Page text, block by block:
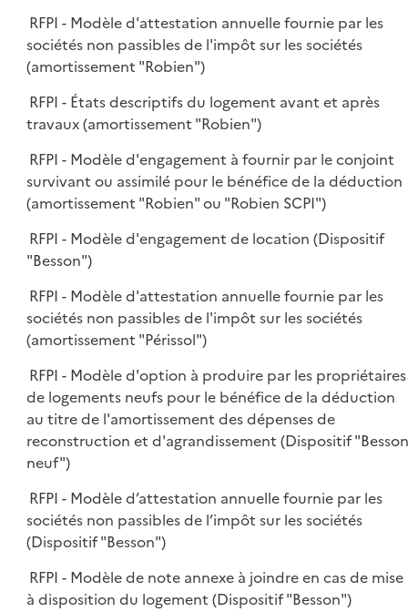
RFPI - Modèle d'attestation annuelle fournie par les
sociétés non passibles de l'impôt sur les sociétés
(amortissement "Robien")
RFPI - États descriptifs du logement avant et après
travaux (amortissement "Robien")
RFPI - Modèle d'engagement à fournir par le conjoint
survivant ou assimilé pour le bénéfice de la déduction
(amortissement "Robien" ou "Robien SCPI")
RFPI - Modèle d'engagement de location (Dispositif
"Besson")
RFPI - Modèle d'attestation annuelle fournie par les
sociétés non passibles de l'impôt sur les sociétés
(amortissement "Périssol")
RFPI - Modèle d'option à produire par les propriétaires
de logements neufs pour le bénéfice de la déduction
au titre de l'amortissement des dépenses de
reconstruction et d'agrandissement (Dispositif "Besson
neuf")
RFPI - Modèle d’attestation annuelle fournie par les
sociétés non passibles de l’impôt sur les sociétés
(Dispositif "Besson")
RFPI - Modèle de note annexe à joindre en cas de mise
à disposition du logement (Dispositif "Besson")